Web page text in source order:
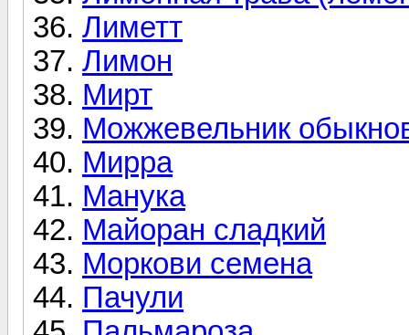
Лиметт
Лимон
Мирт
Можжевельник
Мирра
Манука
Майоран сладкий
Моркови семена
Пачули